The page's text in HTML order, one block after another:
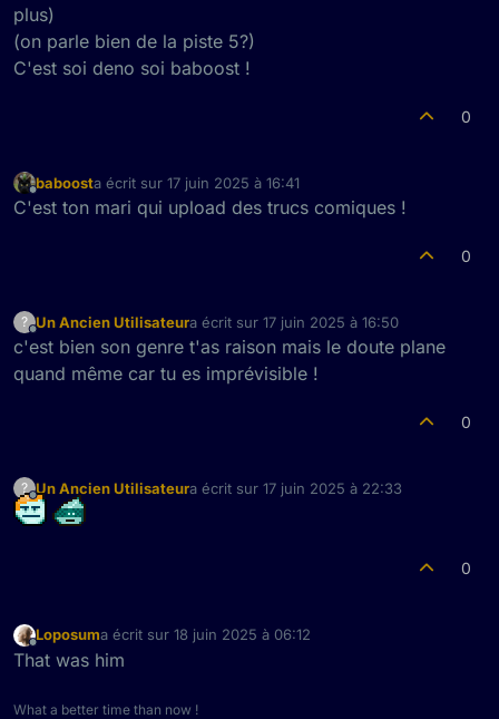
plus)
(on parle bien de la piste 5?)
C'est soi deno soi baboost !
0
Hors-ligne
baboosta écrit sur 17 juin 2025 à 16:41
dernière édition par
C'est ton mari qui upload des trucs comiques !
0
?
Hors-ligne
Un Ancien Utilisateura écrit sur 17 juin 2025 à 16:50
dernière édition par
c'est bien son genre t'as raison mais le doute plane
quand même car tu es imprévisible !
0
?
Hors-ligne
Un Ancien Utilisateura écrit sur 17 juin 2025 à 22:33
dernière édition par
0
Hors-ligne
Loposuma écrit sur 18 juin 2025 à 06:12
dernière édition par
That was him
What a better time than now !